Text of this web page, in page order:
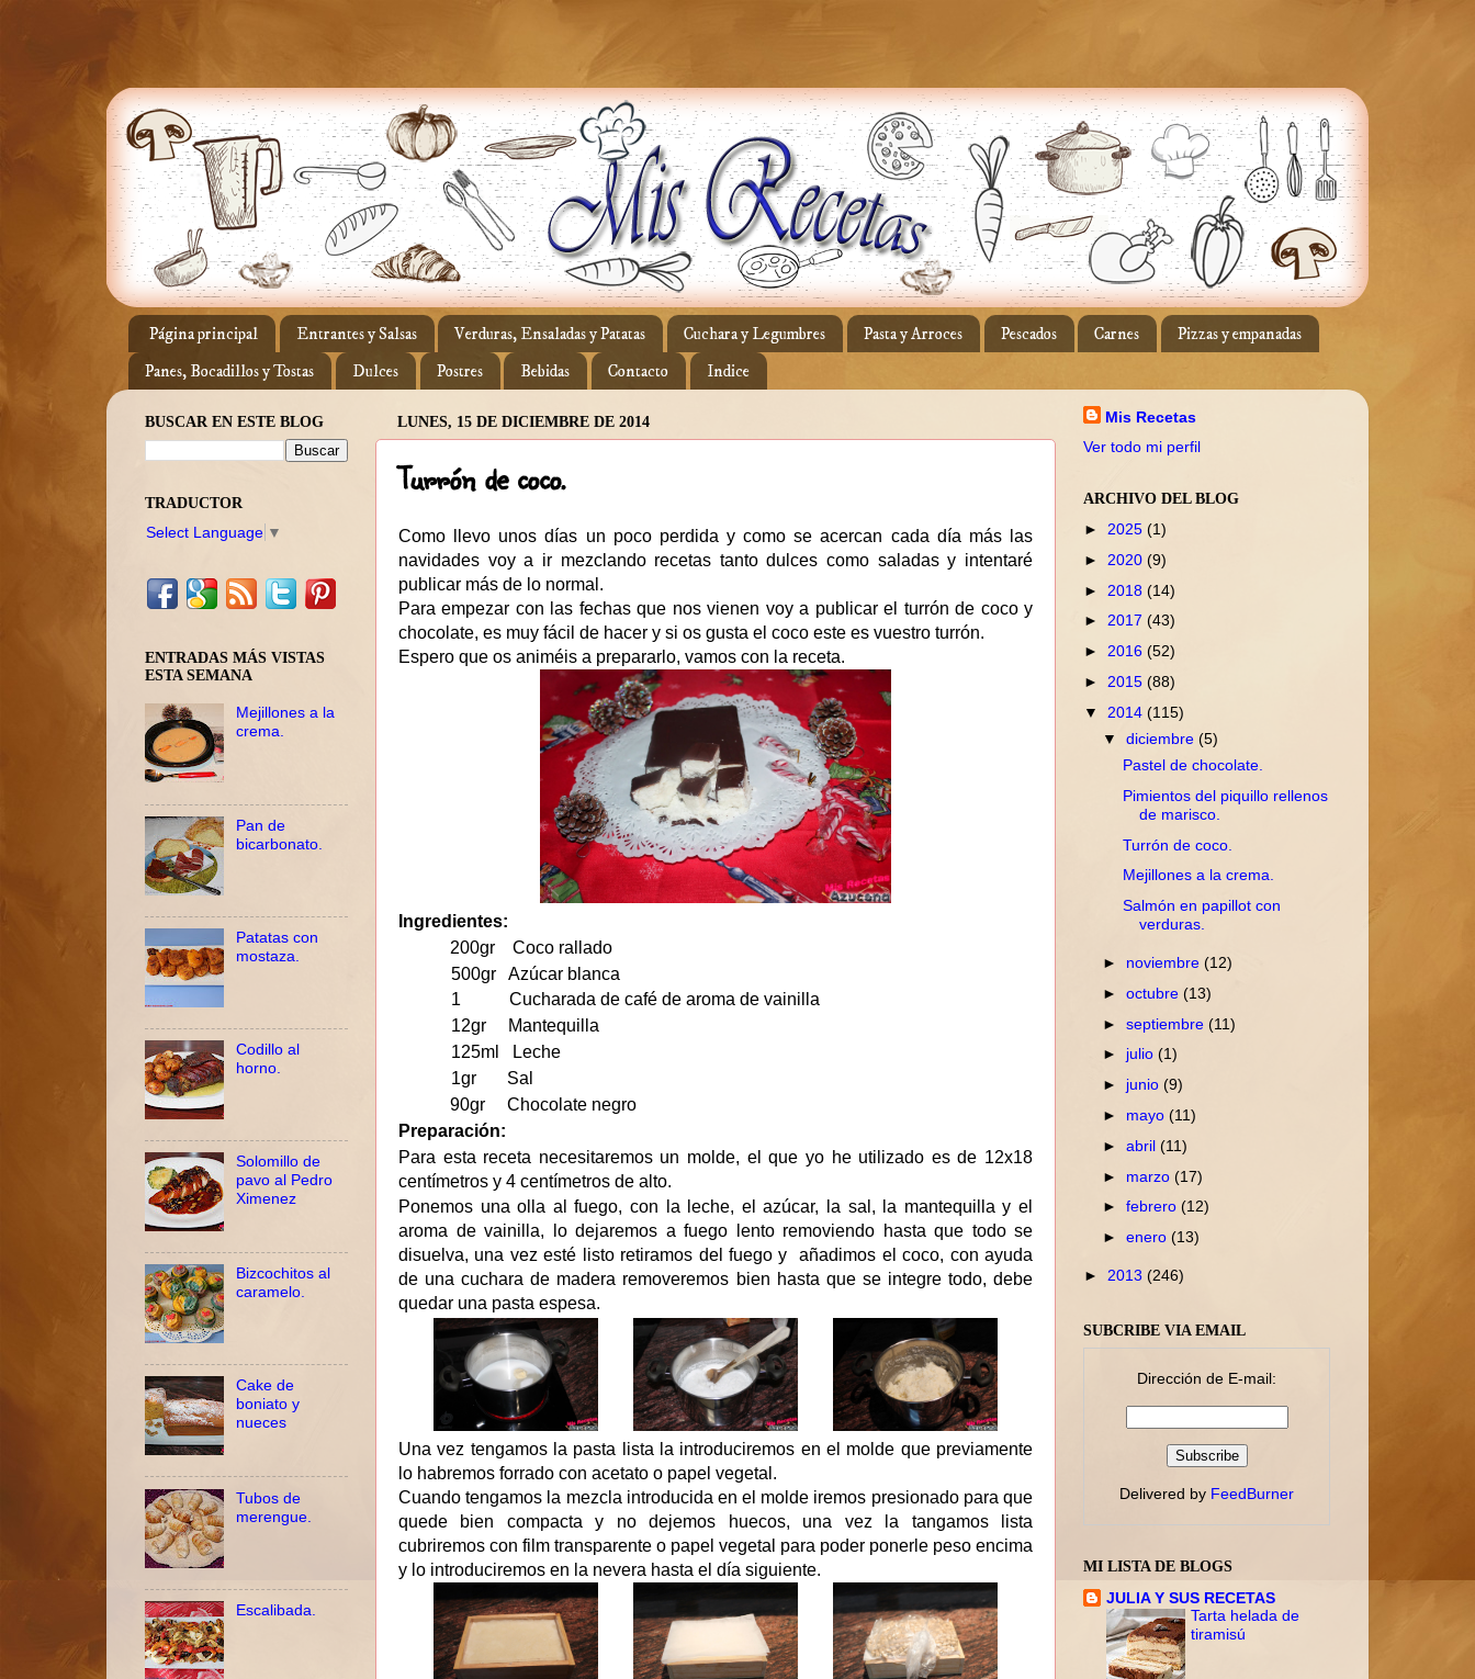
Página principal Entrantes y Salsas Verduras, Ensaladas y Patatas Cuchara y Legumbres Pasta y Arroces Pescados Carnes
Pizzas y empanadas
Panes, Bocadillos y Tostas
Dulces Postres Bebidas Contacto Indice
LUNES, 15 DE DICIEMBRE DE 2014
Turrón de coco.
Como llevo unos días un poco perdida y como se acercan cada día más las
navidades voy a ir mezclando recetas tanto dulces como saladas y intentaré
publicar más de lo normal.
Para empezar con las fechas que nos vienen voy a publicar el turrón de coco y
chocolate, es muy fácil de hacer y si os gusta el coco este es vuestro turrón.
Espero que os animéis a prepararlo, vamos con la receta.
Ingredientes:
200gr Coco rallado
500gr Azúcar blanca
1 Cucharada de café de aroma de vainilla
12gr Mantequilla
125ml Leche
1gr Sal
90gr Chocolate negro
Preparación:
Para esta receta necesitaremos un molde, el que yo he utilizado es de 12x18
centímetros y 4 centímetros de alto.
Ponemos una olla al fuego, con la leche, el azúcar, la sal, la mantequilla y el
aroma de vainilla, lo dejaremos a fuego lento removiendo hasta que todo se
disuelva, una vez esté listo retiramos del fuego y añadimos el coco, con ayuda
de una cuchara de madera removeremos bien hasta que se integre todo, debe
quedar una pasta espesa.
Una vez tengamos la pasta lista la introduciremos en el molde que previamente
lo habremos forrado con acetato o papel vegetal.
Cuando tengamos la mezcla introducida en el molde iremos presionado para que
quede bien compacta y no dejemos huecos, una vez la tangamos lista
cubriremos con film transparente o papel vegetal para poder ponerle peso encima
y lo introduciremos en la nevera hasta el día siguiente.
BUSCAR EN ESTE BLOG
TRADUCTOR
Select Language ▼
ENTRADAS MÁS VISTAS
ESTA SEMANA
Mejillones a la
crema.
Pan de
bicarbonato.
Patatas con
mostaza.
Codillo al
horno.
Solomillo de
pavo al Pedro
Ximenez
Bizcochitos al
caramelo.
Cake de
boniato y
nueces
Tubos de
merengue.
Escalibada.
Mis Recetas
Ver todo mi perfil
ARCHIVO DEL BLOG
► 2025 (1)
► 2020 (9)
► 2018 (14)
► 2017 (43)
► 2016 (52)
► 2015 (88)
▼ 2014 (115)
▼diciembre(5)
Pastel de chocolate.
Pimientos del piquillo rellenos
de marisco.
Turrón de coco.
Mejillones a la crema.
Salmón en papillot con
verduras.
► noviembre(12)
►octubre(13)
►septiembre(11)
► julio(1)
► junio(9)
► mayo(11)
►abril(11)
► marzo(17)
►febrero(12)
►enero(13)
► 2013 (246)
SUBCRIBE VIA EMAIL
Dirección de E-mail:
Delivered by FeedBurner
MI LISTA DE BLOGS
JULIA Y SUS RECETAS
Tarta helada de
tiramisú